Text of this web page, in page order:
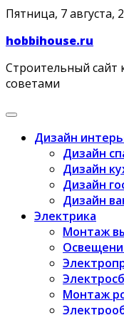
Skip
content
Пятница, 7 августа,
hobbihouse.ru
Строительный
советами
Дизайн
Дизайн
Дизайн
Дизайн
Дизайн
Электрика
Монтаж
Монтаж